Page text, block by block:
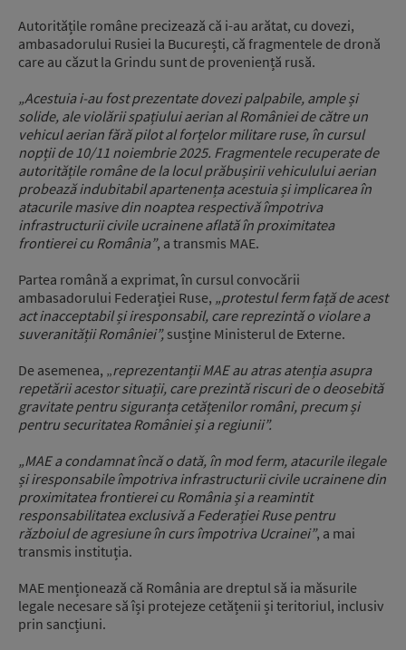
Autoritățile române precizează că i-au arătat, cu dovezi,
ambasadorului Rusiei la București, că fragmentele de dronă
care au căzut la Grindu sunt de proveniență rusă.
„Acestuia i-au fost prezentate dovezi palpabile, ample și
solide, ale violării spațiului aerian al României de către un
vehicul aerian fără pilot al forțelor militare ruse, în cursul
nopții de 10/11 noiembrie 2025. Fragmentele recuperate de
autoritățile române de la locul prăbușirii vehiculului aerian
probează indubitabil apartenența acestuia și implicarea în
atacurile masive din noaptea respectivă împotriva
infrastructurii civile ucrainene aflată în proximitatea
frontierei cu România”, a transmis MAE.
Partea română a exprimat, în cursul convocării
ambasadorului Federației Ruse, „protestul ferm față de acest
act inacceptabil și iresponsabil, care reprezintă o violare a
suveranității României”, susține Ministerul de Externe.
De asemenea, „reprezentanții MAE au atras atenția asupra
repetării acestor situații, care prezintă riscuri de o deosebită
gravitate pentru siguranța cetățenilor români, precum și
pentru securitatea României și a regiunii”.
„MAE a condamnat încă o dată, în mod ferm, atacurile ilegale
și iresponsabile împotriva infrastructurii civile ucrainene din
proximitatea frontierei cu România și a reamintit
responsabilitatea exclusivă a Federației Ruse pentru
războiul de agresiune în curs împotriva Ucrainei”, a mai
transmis instituția.
MAE menționează că România are dreptul să ia măsurile
legale necesare să își protejeze cetățenii și teritoriul, inclusiv
prin sancțiuni.